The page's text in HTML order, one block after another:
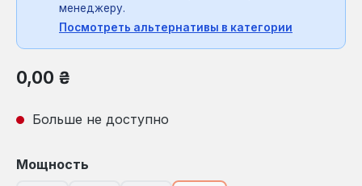
менеджеру.
Посмотреть альтернативы в категории
Обычная цена:
0,00 ₴
Больше не доступно
Выберите
Мощность